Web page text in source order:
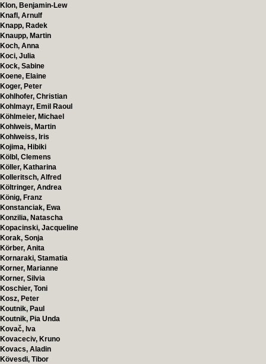
Klon, Benjamin-Lew
Knafl, Arnulf
Knapp, Radek
Knaupp, Martin
Koch, Anna
Koci, Julia
Kock, Sabine
Koene, Elaine
Koger, Peter
Kohlhofer, Christian
Kohlmayr, Emil Raoul
Köhlmeier, Michael
Kohlweis, Martin
Kohlweiss, Iris
Kojima, Hibiki
Kölbl, Clemens
Köller, Katharina
Kolleritsch, Alfred
Költringer, Andrea
König, Franz
Konstanciak, Ewa
Konzilia, Natascha
Kopacinski, Jacqueline
Korak, Sonja
Körber, Anita
Kornaraki, Stamatia
Korner, Marianne
Korner, Silvia
Koschier, Toni
Kosz, Peter
Koutnik, Paul
Koutnik, Pia Unda
Kovač, Iva
Kovaceciv, Kruno
Kovacs, Aladin
Kövesdi, Tibor